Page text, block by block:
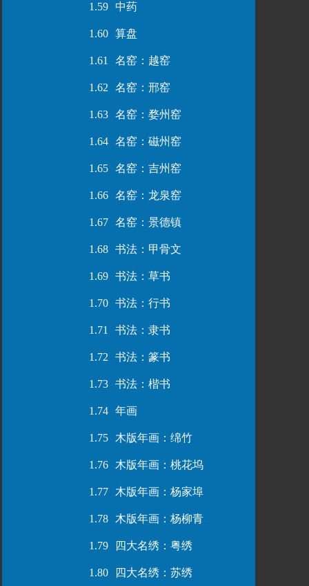
1.59 中药
1.60 算盘
1.61 名窑：越窑
1.62 名窑：邢窑
1.63 名窑：婺州窑
1.64 名窑：磁州窑
1.65 名窑：吉州窑
1.66 名窑：龙泉窑
1.67 名窑：景德镇
1.68 书法：甲骨文
1.69 书法：草书
1.70 书法：行书
1.71 书法：隶书
1.72 书法：篆书
1.73 书法：楷书
1.74 年画
1.75 木版年画：绵竹
1.76 木版年画：桃花坞
1.77 木版年画：杨家埠
1.78 木版年画：杨柳青
1.79 四大名绣：粤绣
1.80 四大名绣：苏绣